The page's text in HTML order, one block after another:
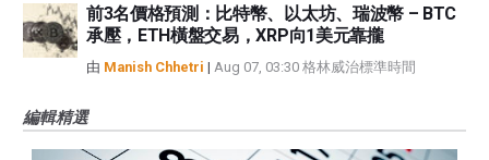
前3名價格預測：比特幣、以太坊、瑞波幣 – BTC
承壓，ETH橫盤交易，XRP向1美元靠攏
由 Manish Chhetri | Aug 07, 03:30 格林威治標準時間
編輯精選